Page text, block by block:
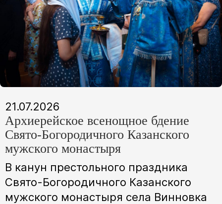
21.07.2026
Архиерейское всенощное бдение
Свято-Богородичного Казанского
мужского монастыря
В канун престольного праздника
Свято-Богородичного Казанского
мужского монастыря села Винновка